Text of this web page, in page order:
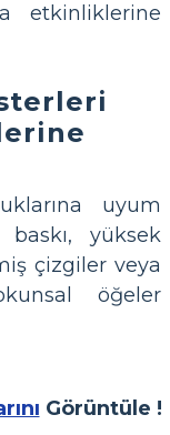
etkinliklerine
uyum
yüksek
çizgiler veya
öğeler
Görüntüle !